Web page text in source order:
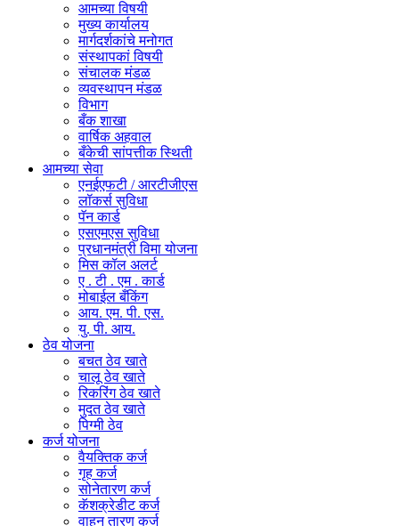
आमच्या विषयी
मुख्य कार्यालय
मार्गदर्शकांचे मनोगत
संस्थापकां विषयी
संचालक मंडळ
व्यवस्थापन मंडळ
विभाग
बँक शाखा
वार्षिक अहवाल
बँकेची सांपत्तीक स्थिती
आमच्या सेवा
एनईएफटी / आरटीजीएस
लॉकर्स सुविधा
पॅन कार्ड
एसएमएस सुविधा
प्रधानमंत्री विमा योजना
मिस कॉल अलर्ट
ए . टी . एम . कार्ड
मोबाईल बँकिंग
आय. एम. पी. एस.
यु. पी. आय.
ठेव योजना
बचत ठेव खाते
चालू ठेव खाते
रिकरिंग ठेव खाते
मुदत ठेव खाते
पिग्मी ठेव
कर्ज योजना
वैयक्तिक कर्ज
गृह कर्ज
सोनेतारण कर्ज
कॅशक्रेडीट कर्ज
वाहन तारण कर्ज